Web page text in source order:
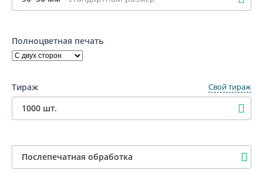
Полноцветная печать
Тираж Свой тираж
1000 шт.
100 шт
Послепечатная обработка